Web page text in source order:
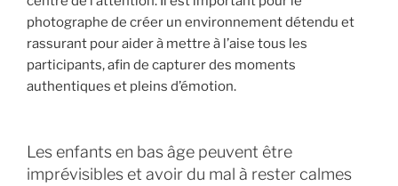
photographe de créer un environnement détendu et
rassurant pour aider à mettre à l’aise tous les
participants, afin de capturer des moments
authentiques et pleins d’émotion.
Les enfants en bas âge peuvent être
imprévisibles et avoir du mal à rester calmes